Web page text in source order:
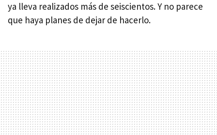
ya lleva realizados más de seiscientos. Y no parece
que haya planes de dejar de hacerlo.